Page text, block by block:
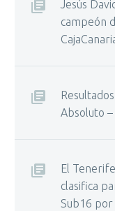
Jesús
campeón
Absoluto
El
clasifica
Sub16 por